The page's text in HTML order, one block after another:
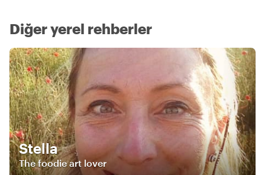
Diğer yerel rehberler
Stella
The foodie art lover